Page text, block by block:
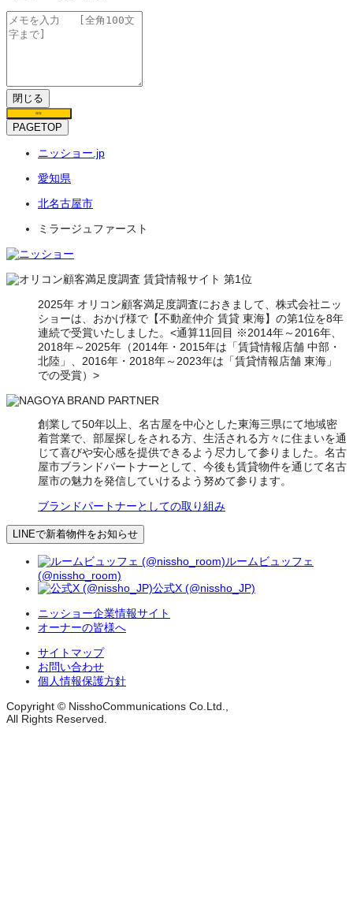
閉じる
保存
PAGETOP
ニッショー.jp
愛知県
北名古屋市
ミラージュファースト
2025年 オリコン顧客満足度調査におきまして、株式会社ニッ
ショーは、おかげ様で【不動産仲介 賃貸 東海】の第1位を8年
連続で受賞いたしました。<通算11回目 ※2014年～2016年、
2018年～2025年（2014年・2015年は「賃貸情報店舗 中部・
北陸」、2016年・2018年～2023年は「賃貸情報店舗 東海」
での受賞）>
創業して50年以上、名古屋を中心とした東海三県にて地域密
着営業で、部屋探しをされる方、生活される方々に住まいを通
じて喜びや安心感を提供できるよう尽力して参りました。名古
屋市ブランドパートナーとして、今後も賃貸物件を通じて名古
屋市の魅力を発信していけるよう努めて参ります。
ブランドパートナーとしての取り組み
LINEで新着物件をお知らせ
ルームビュッフェ
(@nissho_room)
公式X (@nissho_JP)
ニッショー企業情報サイト
オーナーの皆様へ
サイトマップ
お問い合わせ
個人情報保護方針
Copyright © NisshoCommunications Co.Ltd.,
All Rights Reserved.